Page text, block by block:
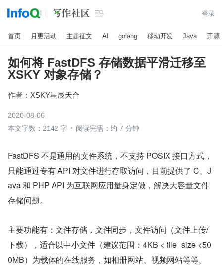
 登录
首页 月更活动 主题征文 AI golang 移动开发 Java 开源
如何将 FastDFS 存储数据平滑迁移至
XSKY 对象存储？
作者： XSKY星辰天合
2020-08-06
本文字数：2142 字
阅读完需：约 7 分钟
FastDFS 不是通用的文件系统，不支持 POSIX 接口方式，
只能通过专有 API 对文件进行存取访问，目前提供了 C、J
ava 和 PHP API 为互联网应用量身定做，解决大容量文件
存储问题。
主要功能有：文件存储，文件同步，文件访问（文件上传/
下载），适合以中小文件（建议范围：4KB < file_size <50
0MB）为载体的在线服务，如相册网站、视频网站等等。